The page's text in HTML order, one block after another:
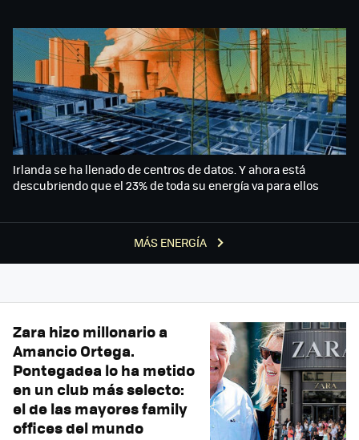
MÁS ENERGÍA
Irlanda se ha llenado de centros de datos. Y ahora está
descubriendo que el 23% de toda su energía va para ellos
Zara hizo millonario a
Amancio Ortega.
Pontegadea lo ha metido
en un club más selecto:
el de las mayores family
offices del mundo